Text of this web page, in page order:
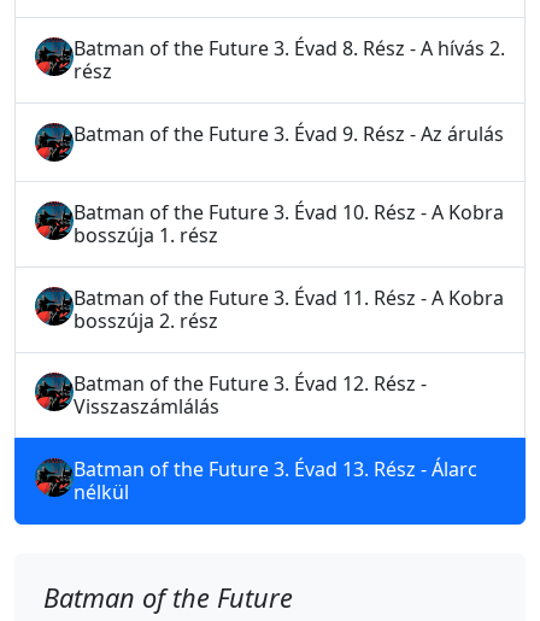
Batman of the Future 3. Évad 8. Rész - A hívás 2.
rész
Batman of the Future 3. Évad 9. Rész - Az árulás
Batman of the Future 3. Évad 10. Rész - A Kobra
bosszúja 1. rész
Batman of the Future 3. Évad 11. Rész - A Kobra
bosszúja 2. rész
Batman of the Future 3. Évad 12. Rész -
Visszaszámlálás
Batman of the Future 3. Évad 13. Rész - Álarc
nélkül
Batman of the Future